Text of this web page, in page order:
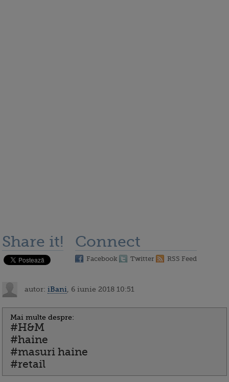
Share it! Connect
Facebook Twitter RSS Feed
autor: iBani , 6 iunie 2018 10:51
Mai multe despre:
#H&M
#haine
#masuri haine
#retail